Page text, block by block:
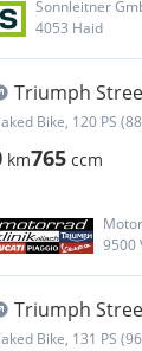
Sonnleitner
4053 Haid
Triumph
4 J...
Bike, 120 PS
km765 ccm
9500
Triumph
Bike, 131 PS